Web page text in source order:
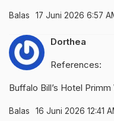
Balas 17 Juni 2026 6:57
Dorthea
References:
Buffalo Bill’s Hotel Primm
Balas 16 Juni 2026 12:41